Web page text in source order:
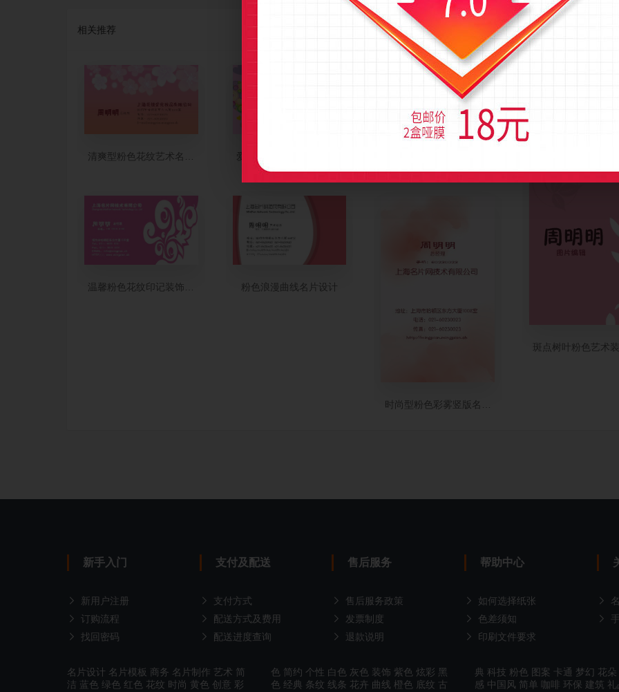
相关推荐
清爽型粉色花纹艺术名片设计
温馨粉色花纹印记装饰名片制作
爱心圈粉色糖果店名片制作
粉色浪漫曲线名片设计
时尚型粉色彩雾竖版名片设计
斑点树叶粉色艺术
新手入门
新用户注册
订购流程
找回密码
支付及配送
支付方式
配送方式及费用
配送进度查询
售后服务
售后服务政策
发票制度
退款说明
帮助中心
如何选择纸张
色差须知
印刷文件要求
名片设计 名片模板 商务 名片制作 艺术 简
洁 蓝色 绿色 红色 花纹 时尚 黄色 创意 彩
色 简约 个性 白色 灰色 装饰 紫色 炫彩 黑
色 经典 条纹 线条 花卉 曲线 橙色 底纹 古
典 科技 粉色 图案 卡通 梦幻 花朵
感 中国风 简单 咖啡 环保 建筑